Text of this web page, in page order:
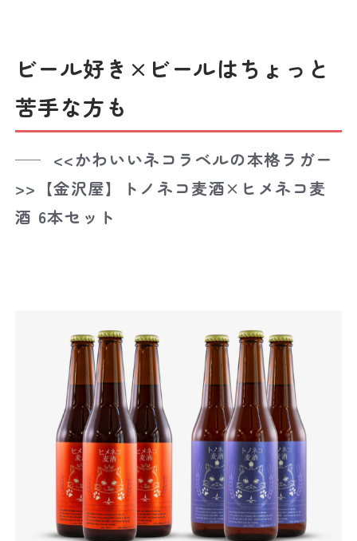
ビール好き×ビールはちょっと
苦手な方も
<<かわいいネコラベルの本格ラガー
>>【金沢屋】トノネコ麦酒×ヒメネコ麦
酒 6本セット